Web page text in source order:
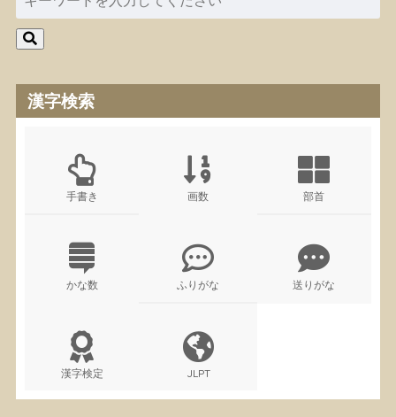
漢字検索
手書き 画数 部首
かな数 ふりがな 送りがな
漢字検定 JLPT